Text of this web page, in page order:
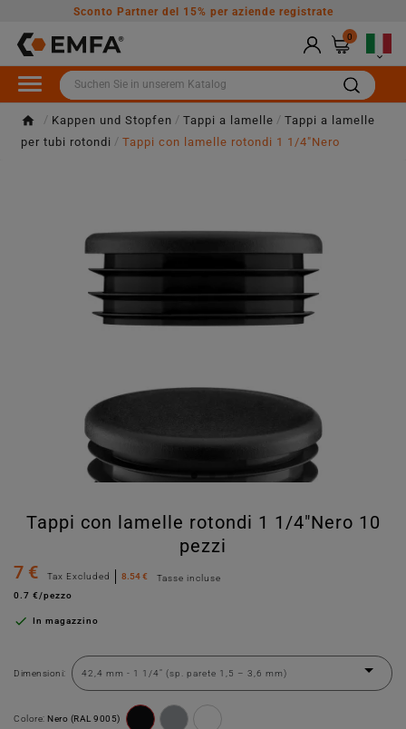
Sconto Partner del 15% per aziende registrate
0

Kappen und Stopfen Tappi a lamelle
Tappi a lamelle
per tubi rotondi
Tappi con lamelle rotondi 1 1/4"Nero
Tappi con lamelle rotondi 1 1/4"Nero 10
pezzi
7 €
Tax Excluded 8.54 €
Tasse incluse
0.7 €/pezzo
 In magazzino
Dimensioni:
Colore: Nero (RAL 9005)